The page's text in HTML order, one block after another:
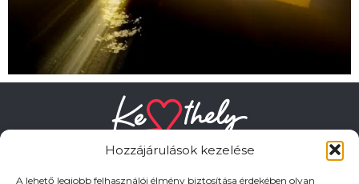
Hozzájárulások kezelése
A lehető legjobb felhasználói élmény biztosítása érdekében olyan